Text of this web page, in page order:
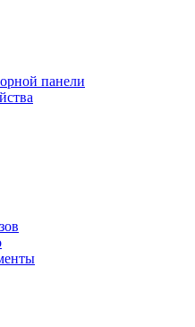
панели